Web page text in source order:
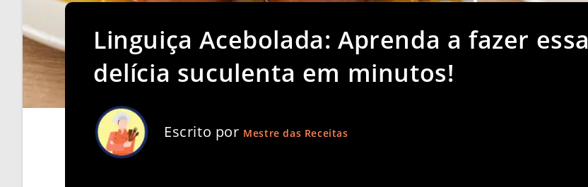
Linguiça Acebolada: Aprenda a fazer essa
delícia suculenta em minutos!
Escrito por Mestre das Receitas